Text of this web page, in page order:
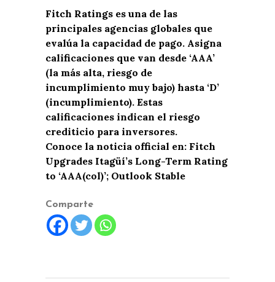
Fitch Ratings es una de las
principales agencias globales que
evalúa la capacidad de pago. Asigna
calificaciones que van desde ‘AAA’
(la más alta, riesgo de
incumplimiento muy bajo) hasta ‘D’
(incumplimiento). Estas
calificaciones indican el riesgo
crediticio para inversores.
Conoce la noticia official en: Fitch
Upgrades Itagüí’s Long-Term Rating
to ‘AAA(col)’; Outlook Stable
Comparte